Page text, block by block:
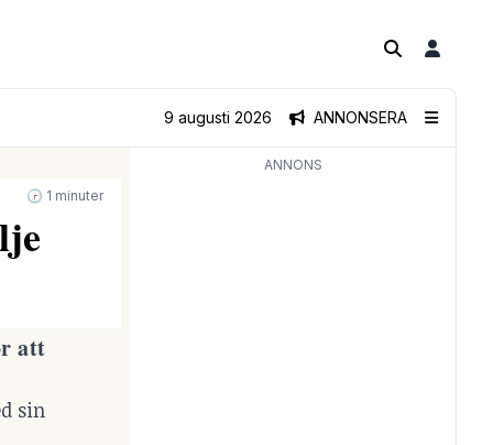
ANNONSERA
9 augusti 2026
🕝 1 minuter
att
sin
ANNONS